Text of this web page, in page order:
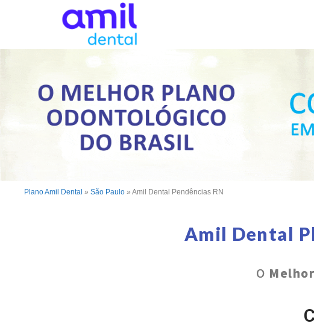
Plano Amil Dental » São Paulo » Amil Dental Pendências RN
Amil Dental
O